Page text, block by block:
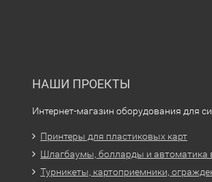
НАШИ ПРОЕКТЫ
Интернет-магазин оборудования для
Принтеры для пластиковых карт
Шлагбаумы, болларды и автоматика
Турникеты, картоприемники,